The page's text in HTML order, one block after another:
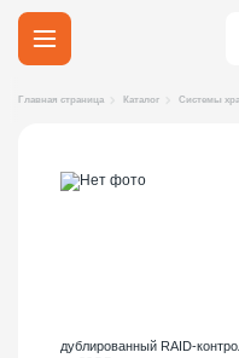
Главная страница Каталог Системы
дублированный RAID-